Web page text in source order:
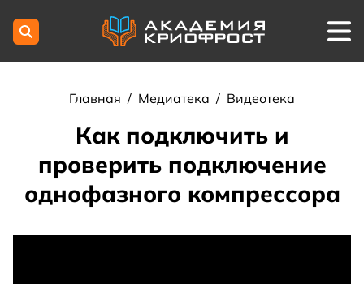
Главная / Медиатека / Видеотека
Как подключить и
проверить подключение
однофазного компрессора